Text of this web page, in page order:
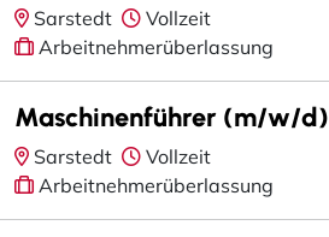
Sarstedt
Vollzeit
Arbeitnehmerüberlassung
Maschinenführer (m/w/d)
Sarstedt
Vollzeit
Arbeitnehmerüberlassung